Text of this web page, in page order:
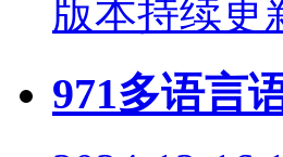
971多语言